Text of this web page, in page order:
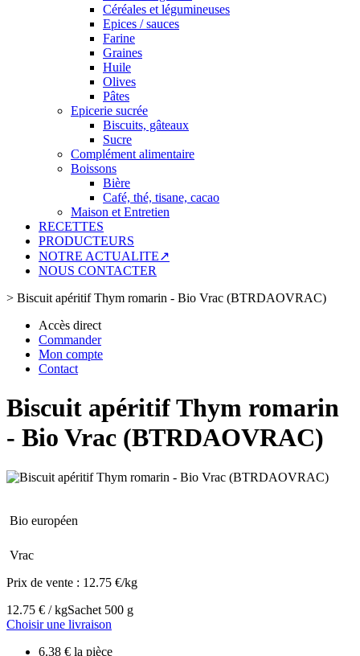
Céréales et légumineuses
Epices / sauces
Farine
Graines
Huile
Olives
Pâtes
Epicerie sucrée
Biscuits, gâteaux
Sucre
Complément alimentaire
Boissons
Bière
Café, thé, tisane, cacao
Maison et Entretien
RECETTES
PRODUCTEURS
NOTRE ACTUALITE↗
NOUS CONTACTER
> Biscuit apéritif Thym romarin - Bio Vrac (BTRDAOVRAC)
Accès direct
Commander
Mon compte
Contact
Biscuit apéritif Thym romarin
- Bio Vrac (BTRDAOVRAC)
Bio européen
Vrac
Prix de vente : 12.75 €/kg
12.75 € / kgSachet 500 g
Choisir une livraison
6.38 € la pièce